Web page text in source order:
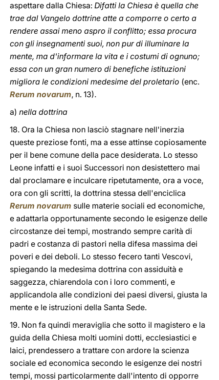
aspettare dalla Chiesa: Difatti la Chiesa è quella che
trae dal Vangelo dottrine atte a comporre o certo a
rendere assai meno aspro il conflitto; essa procura
con gli insegnamenti suoi, non pur di illuminare la
mente, ma d'informare la vita e i costumi di ognuno;
essa con un gran numero di benefiche istituzioni
migliora le condizioni medesime del proletario (enc.
Rerum novarum, n. 13).
a) nella dottrina
18. Ora la Chiesa non lasciò stagnare nell'inerzia
queste preziose fonti, ma a esse attinse copiosamente
per il bene comune della pace desiderata. Lo stesso
Leone infatti e i suoi Successori non desistettero mai
dal proclamare e inculcare ripetutamente, ora a voce,
ora con gli scritti, la dottrina stessa dell'enciclica
Rerum novarum sulle materie sociali ed economiche,
e adattarla opportunamente secondo le esigenze delle
circostanze dei tempi, mostrando sempre carità di
padri e costanza di pastori nella difesa massima dei
poveri e dei deboli. Lo stesso fecero tanti Vescovi,
spiegando la medesima dottrina con assiduità e
saggezza, chiarendola con i loro commenti, e
applicandola alle condizioni dei paesi diversi, giusta la
mente e le istruzioni della Santa Sede.
19. Non fa quindi meraviglia che sotto il magistero e la
guida della Chiesa molti uomini dotti, ecclesiastici e
laici, prendessero a trattare con ardore la scienza
sociale ed economica secondo le esigenze dei nostri
tempi, mossi particolarmente dall'intento di opporre